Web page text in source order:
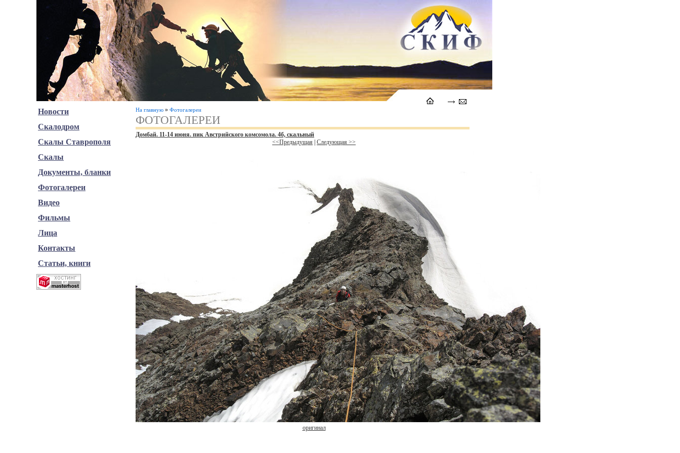
На главную » Фотогалереи
ФОТОГАЛЕРЕИ
Домбай. 11-14 июня. пик Австрийского комсомола. 4б, скальный
<<Предыдущая
Следующая >>
оригинал
Новости
Скалодром
Скалы Ставрополя
Скалы
Документы, бланки
Фотогалереи
Видео
Фильмы
Лица
Контакты
Статьи, книги